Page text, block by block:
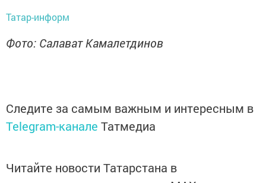
Татар-информ
Фото: Салават Камалетдинов
Следите за самым важным и интересным в
Telegram-канале Татмедиа
Читайте новости Татарстана в